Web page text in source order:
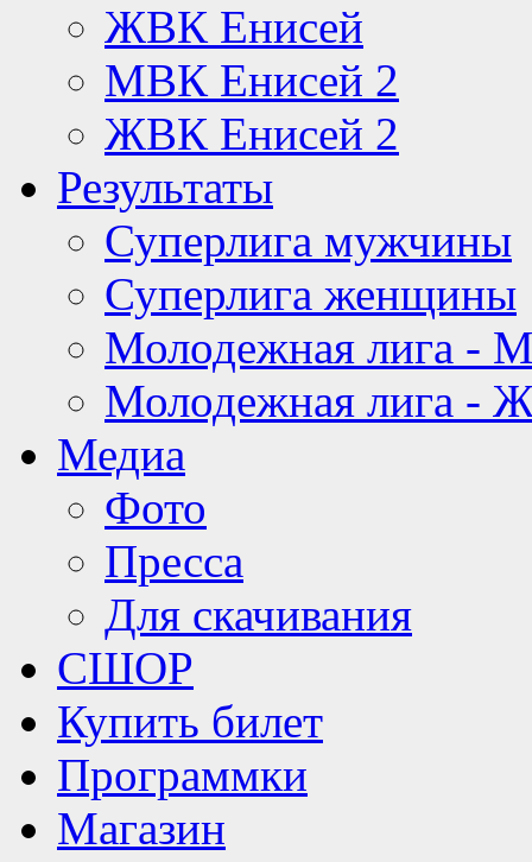
ЖВК Енисей
МВК Енисей 2
ЖВК Енисей 2
Результаты
Суперлига мужчины
Суперлига женщины
Молодежная лига -
Молодежная лига -
Медиа
Фото
Пресса
Для скачивания
СШОР
Купить билет
Программки
Магазин